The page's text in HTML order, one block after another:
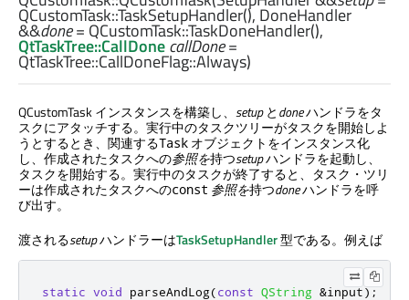
QCustomTask::TaskSetupHandler(), DoneHandler
&&done= QCustomTask::TaskDoneHandler(),
QtTaskTree::CallDonecallDone=
QtTaskTree::CallDoneFlag::Always)
QCustomTask インスタンスを構築し、 setupとdoneハンドラをタ
スクにアタッチする。実行中のタスクツリーがタスクを開始しよ
うとするとき、関連するTask オブジェクトをインスタンス化
し、作成されたタスクへの参照を持つsetupハンドラを起動し、
タスクを開始する。実行中のタスクが終了すると、タスク・ツリ
ーは作成されたタスクへのconst 参照を持つdoneハンドラを呼
び出す。
渡されるsetupハンドラーはTaskSetupHandler型である。例えば
static void parseAndLog(const QString &input);